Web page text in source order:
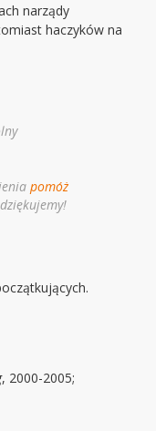
narządy
haczyków na
pomóż
, 2000-2005;